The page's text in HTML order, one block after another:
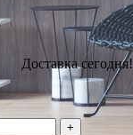
Доставка сегодня!
+